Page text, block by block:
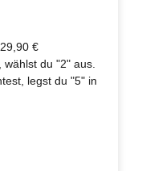
€
du "2" aus.
legst du "5" in